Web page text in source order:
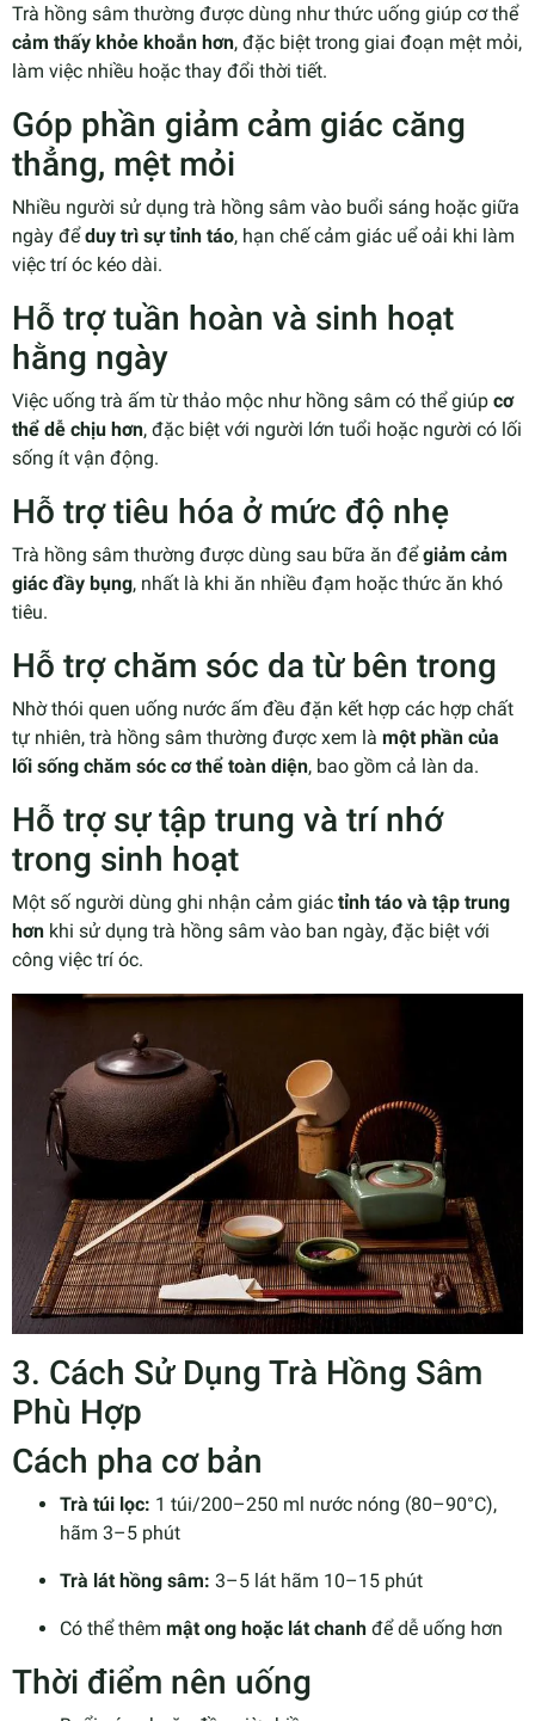
Trà hồng sâm thường được dùng như thức uống giúp cơ thể
cảm thấy khỏe khoắn hơn, đặc biệt trong giai đoạn mệt mỏi,
làm việc nhiều hoặc thay đổi thời tiết.
Góp phần giảm cảm giác căng
thẳng, mệt mỏi
Nhiều người sử dụng trà hồng sâm vào buổi sáng hoặc giữa
ngày đểduy trì sự tỉnh táo, hạn chế cảm giác uể oải khi làm
việc trí óc kéo dài.
Hỗ trợ tuần hoàn và sinh hoạt
hằng ngày
Việc uống trà ấm từ thảo mộc như hồng sâm có thể giúp cơ
thể dễ chịu hơn, đặc biệt với người lớn tuổi hoặc người có lối
sống ít vận động.
Hỗ trợ tiêu hóa ở mức độ nhẹ
Trà hồng sâm thường được dùng sau bữa ăn đểgiảm cảm
giác đầy bụng, nhất là khi ăn nhiều đạm hoặc thức ăn khó
tiêu.
Hỗ trợ chăm sóc da từ bên trong
Nhờ thói quen uống nước ấm đều đặn kết hợp các hợp chất
tự nhiên, trà hồng sâm thường được xem là một phần của
lối sống chăm sóc cơ thể toàn diện, bao gồm cả làn da.
Hỗ trợ sự tập trung và trí nhớ
trong sinh hoạt
Một số người dùng ghi nhận cảm giác tỉnh táo và tập trung
hơn khi sử dụng trà hồng sâm vào ban ngày, đặc biệt với
công việc trí óc.
3. Cách Sử Dụng Trà Hồng Sâm
Phù Hợp
Cách pha cơ bản
Trà túi lọc: 1 túi/200–250 ml nước nóng (80–90°C),
hãm 3–5 phút
Trà lát hồng sâm: 3–5 lát hãm 10–15 phút
Có thể thêm mật ong hoặc lát chanh để dễ uống hơn
Thời điểm nên uống